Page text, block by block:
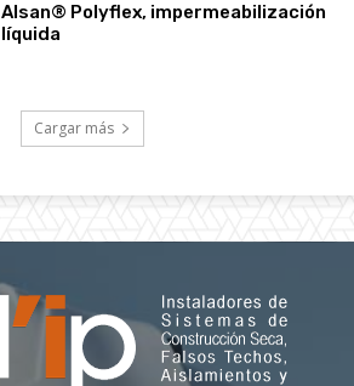
Alsan® Polyflex, impermeabilización
líquida
Cargar más